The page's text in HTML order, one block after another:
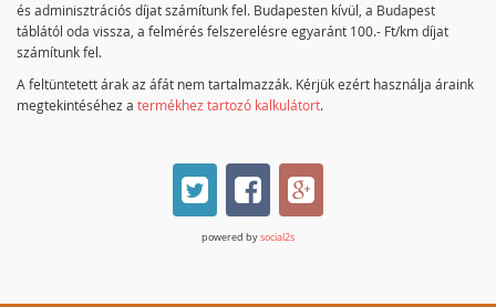
és adminisztrációs díjat számítunk fel. Budapesten kívül, a Budapest
táblától oda vissza, a felmérés felszerelésre egyaránt 100.- Ft/km díjat
számítunk fel.
A feltüntetett árak az áfát nem tartalmazzák. Kérjük ezért használja áraink
megtekintéséhez a termékhez tartozó kalkulátort.
powered bysocial2s